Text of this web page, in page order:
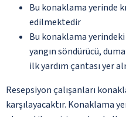
Bu konaklama yerinde
edilmektedir
Bu konaklama
yangın söndürücü,
ilk yardım çantası yer
Resepsiyon çalışanları
karşılayacaktır. Konaklama